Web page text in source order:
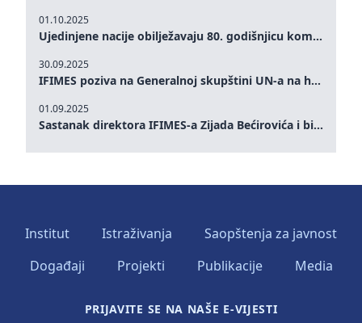
01.10.2025
Ujedinjene nacije obilježavaju 80. godišnjicu komemoracijom na visokom nivou: Eileen Dong predstavlja IFIMES u oblasti ženskog liderstva, unapređenja mira, pravde, rodne ravnopravnosti i održivog razvoja
30.09.2025
IFIMES poziva na Generalnoj skupštini UN-a na hitna ulaganja u mentalno zdravlje i sisteme njege proširene umjetnom inteligencijom
01.09.2025
Sastanak direktora IFIMES-a Zijada Bećirovića i bivšeg premijera Crne Gore Dritana Abazovića
Institut Istraživanja
Saopštenja za javnost
Događaji
Projekti Publikacije Media
PRIJAVITE SE NA NAŠE E-VIJESTI